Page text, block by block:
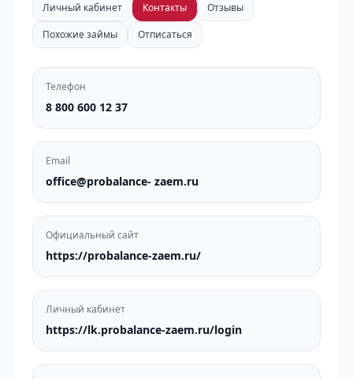
Личный кабинет
Контакты
Отзывы
Похожие займы
Отписаться
Телефон
8 800 600 12 37
Email
office@probalance- zaem.ru
Официальный сайт
https://probalance-zaem.ru/
Личный кабинет
https://lk.probalance-zaem.ru/login